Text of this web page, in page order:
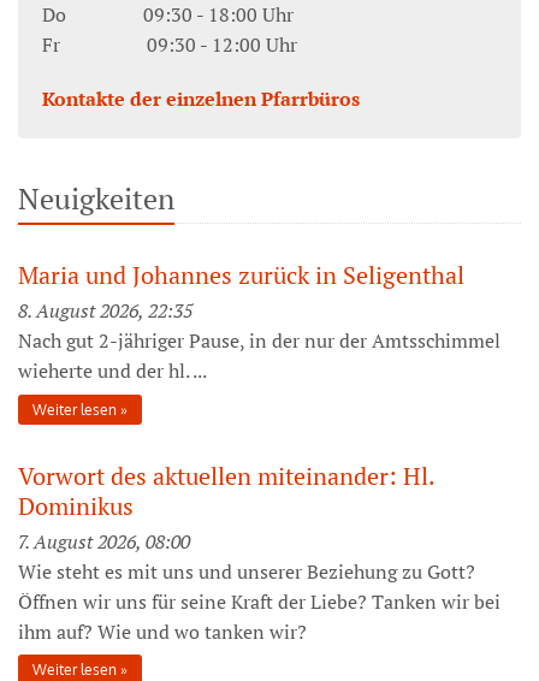
Do 09:30 - 18:00 Uhr
Fr 09:30 - 12:00 Uhr
Kontakte der einzelnen Pfarrbüros
Neuigkeiten
Maria und Johannes zurück in Seligenthal
8. August 2026, 22:35
Nach gut 2-jähriger Pause, in der nur der Amtsschimmel
wieherte und der hl. ...
Weiter lesen
Vorwort des aktuellen miteinander: Hl.
Dominikus
7. August 2026, 08:00
Wie steht es mit uns und unserer Beziehung zu Gott?
Öffnen wir uns für seine Kraft der Liebe? Tanken wir bei
ihm auf? Wie und wo tanken wir?
Weiter lesen